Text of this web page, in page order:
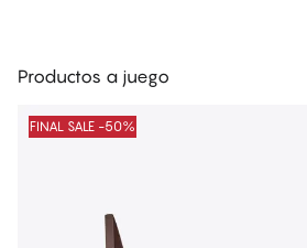
Productos a juego
FINAL SALE -50%